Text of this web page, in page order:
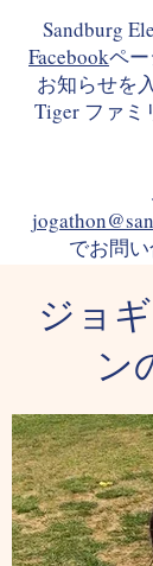
Sandburg
Facebookペ
お知らせを
Tiger ファミ
でお問い
ジョ
ン